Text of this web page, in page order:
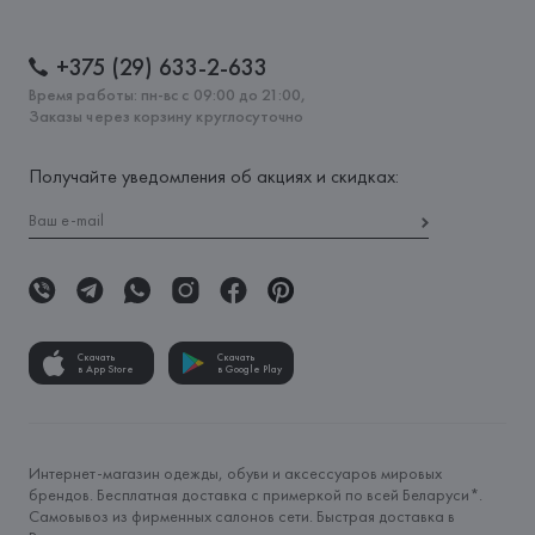
+375 (29) 633-2-633
Время работы: пн-вс с 09:00 до 21:00,
Заказы через корзину круглосуточно
Получайте уведомления об акциях и скидках:
Скачать
в App Store
Скачать
в Google Play
Интернет-магазин одежды, обуви и аксессуаров мировых
брендов. Бесплатная доставка с примеркой по всей Беларуси*.
Самовывоз из фирменных салонов сети. Быстрая доставка в